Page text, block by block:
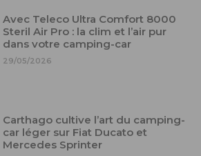
Avec Teleco Ultra Comfort 8000
Steril Air Pro : la clim et l’air pur
dans votre camping-car
29/05/2026
Carthago cultive l’art du camping-
car léger sur Fiat Ducato et
Mercedes Sprinter